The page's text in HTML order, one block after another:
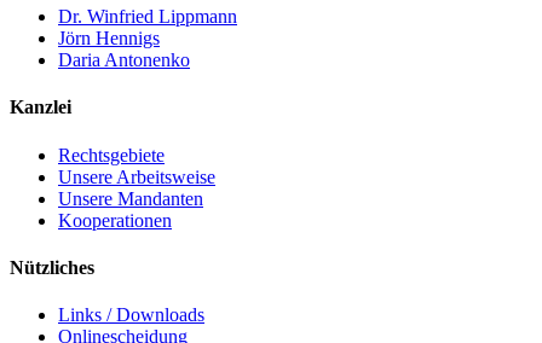
Dr. Winfried Lippmann
Jörn Hennigs
Daria Antonenko
Kanzlei
Rechtsgebiete
Unsere Arbeitsweise
Unsere Mandanten
Kooperationen
Nützliches
Links / Downloads
Onlinescheidung